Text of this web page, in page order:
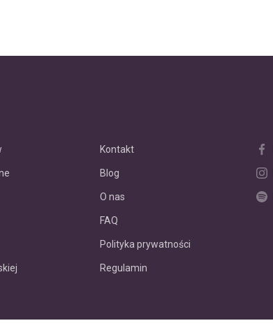
Kontakt
Blog
O nas
FAQ
Polityka prywatności
Regulamin